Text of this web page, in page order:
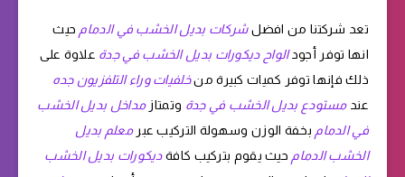
تعد شركتنا من افضلشركات بديل الخشب في الدمام حيث
انها توفر أجودالواح ديكورات بديل الخشب في جدة علاوة على
ذلك فإنها توفر كميات كبيرة منخلفيات وراء التلفزيون جده
عندمستودع بديل الخشب في جدة وتمتازمداخل بديل الخشب
في الدمام بخفة الوزن وسهولة التركيب عبرمعلم بديل
الخشب الدمام حيث يقوم بتركيب كافةديكورات بديل الخشب